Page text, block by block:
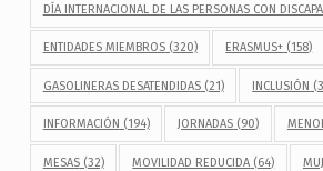
DÍA INTERNACIONAL DE LAS PERSONAS CON
ENTIDADES MIEMBROS(320) ERASMUS+ (158)
GASOLINERAS DESATENDIDAS(21) INCLUSIÓN
INFORMACIÓN (194) JORNADAS (90)
MESAS(32) MOVILIDAD REDUCIDA (64)